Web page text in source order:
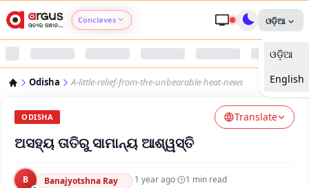
Conclaves
Argus Nari Shakti
ଓଡ଼ିଆ
ଓଡ଼ିଆ
English
Odisha A-little-relief-from-the-unbearable-heat-news
ODISHA Translate
ଅସହ୍ୟ ତାତିରୁ ସାମାନ୍ୟ ଆଶ୍ୱସ୍ତି
B Banajyotshna Ray ·1 year ago· 1 min read